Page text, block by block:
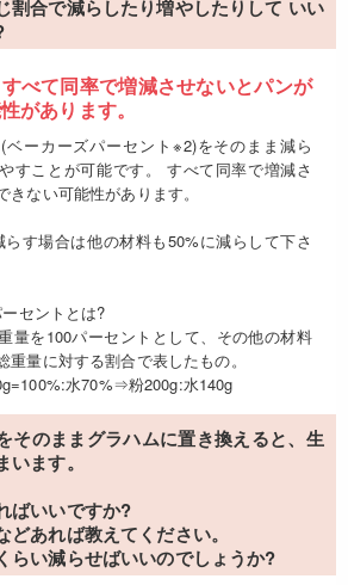
割合で減らしたり増やしたりして いい
べて同率で増減させないとパンが
があります。
ーカーズパーセント※2)をそのまま減ら
すことが可能です。 すべて同率で増減さ
きない可能性があります。
す場合は他の材料も50%に減らして下さ
セントとは?
量を100パーセントとして、その他の材料
重量に対する割合で表したもの。
水70%⇒粉200g:水140g
そのままグラハムに置き換えると、生
ます。
ばいいですか?
どあれば教えてください。
らい減らせばいいのでしょうか?